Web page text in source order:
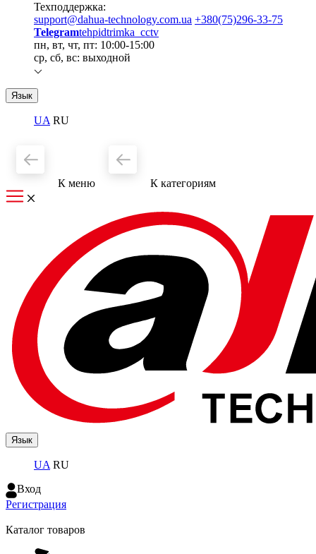
Техподдержка:
support@dahua-technology.com.ua +380(75)296-33-75
Telegramtehpidtrimka_cctv
пн, вт, чт, пт: 10:00-15:00
ср, сб, вс: выходной
Язык
UA RU
К меню К категориям
Язык
UA RU
Вход
Регистрация
Каталог товаров